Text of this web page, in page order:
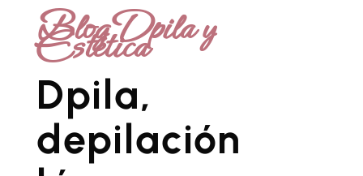
Blog Dpila y
Estética
Dpila,
depilación